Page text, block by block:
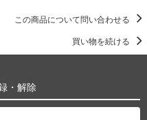
この商品について問い合わせる
買い物を続ける
・解除